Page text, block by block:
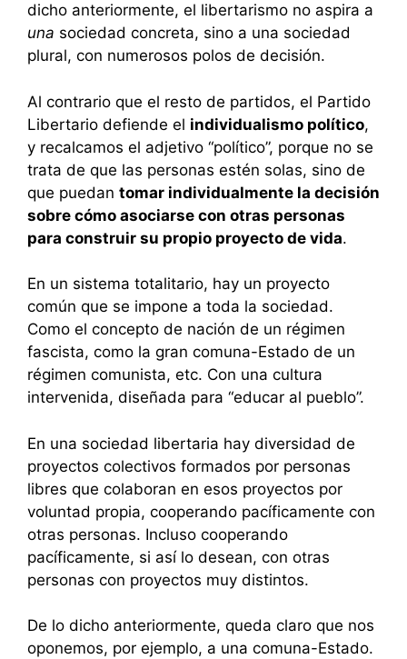
dicho anteriormente, el libertarismo no aspira a
una sociedad concreta, sino a una sociedad
plural, con numerosos polos de decisión.
Al contrario que el resto de partidos, el Partido
Libertario defiende el individualismo político,
y recalcamos el adjetivo “político”, porque no se
trata de que las personas estén solas, sino de
que puedan tomar individualmente la decisión
sobre cómo asociarse con otras personas
para construir su propio proyecto de vida.
En un sistema totalitario, hay un proyecto
común que se impone a toda la sociedad.
Como el concepto de nación de un régimen
fascista, como la gran comuna-Estado de un
régimen comunista, etc. Con una cultura
intervenida, diseñada para “educar al pueblo”.
En una sociedad libertaria hay diversidad de
proyectos colectivos formados por personas
libres que colaboran en esos proyectos por
voluntad propia, cooperando pacíficamente con
otras personas. Incluso cooperando
pacíficamente, si así lo desean, con otras
personas con proyectos muy distintos.
De lo dicho anteriormente, queda claro que nos
oponemos, por ejemplo, a una comuna-Estado.